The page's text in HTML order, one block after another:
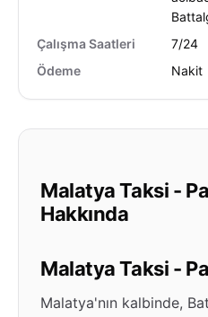
Çalışma Saatleri
7/24
Ödeme
Nakit
Malatya Taksi -
Hakkında
Malatya Taksi -
Malatya'nın kalbinde,